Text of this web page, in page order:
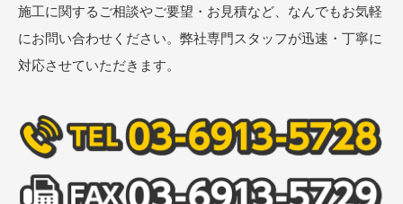
施工に関するご相談やご要望・お見積など、なんでもお気軽
にお問い合わせください。弊社専門スタッフが迅速・丁寧に
対応させていただきます。